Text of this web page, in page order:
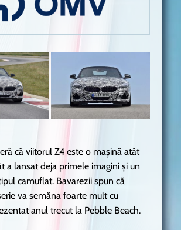
că viitorul Z4 este o mașină atât
a lansat deja primele imagini și un
camuflat. Bavarezii spun că
va semăna foarte mult cu
anul trecut la Pebble Beach.